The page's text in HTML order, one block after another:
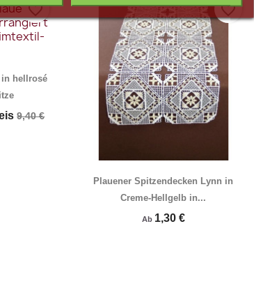
in hellrosé
9,40 €
favorite_border
Vorschau
Plauener Spitzendecken Lynn in
Creme-Hellgelb in...
Ab 1,30 €
favorite_border